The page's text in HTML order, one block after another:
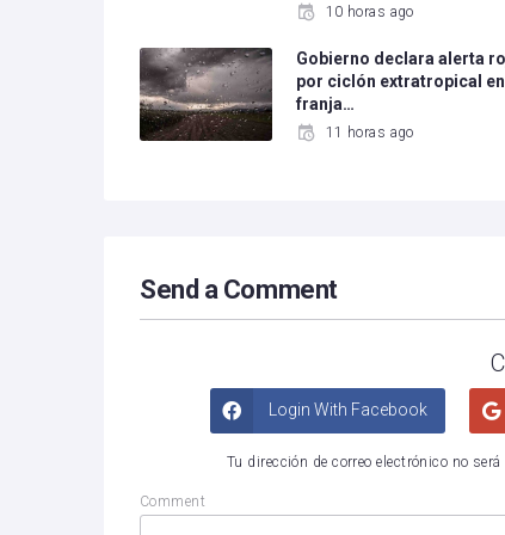
10 horas ago
Gobierno declara alerta
por ciclón extratropical
franja…
11 horas ago
Send a Comment
Login With Facebook
Tu dirección de correo electrónico no
Comment